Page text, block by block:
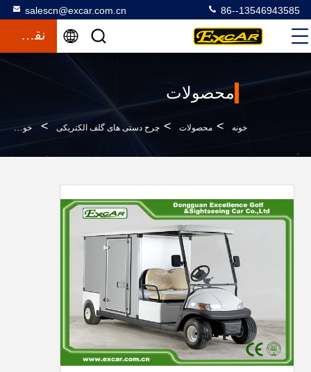
salescn@excar.com.cn 86--13546943585
نقل قول
محصولات
خونه > محصولات > چرخ دستی های گلف الکتریکی > خودروهای خانگی الکتریکی هتل A1IH2/EC با باتری لیتیوم